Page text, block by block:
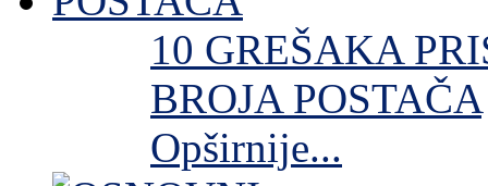
10 GREŠAKA
BROJA POSTAČA
Opširnije...